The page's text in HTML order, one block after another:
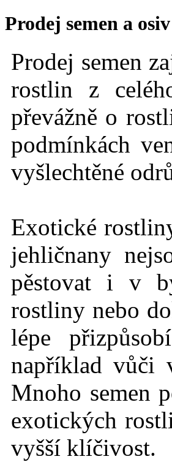
Prodej semen a
Prodej semen
rostlin z
převážně o
podmínkách
vyšlechtěné
Exotické rostlin
jehličnany
pěstovat i v
rostliny nebo
lépe
například vůči
Mnoho semen
exotických
vyšší klíčivost.